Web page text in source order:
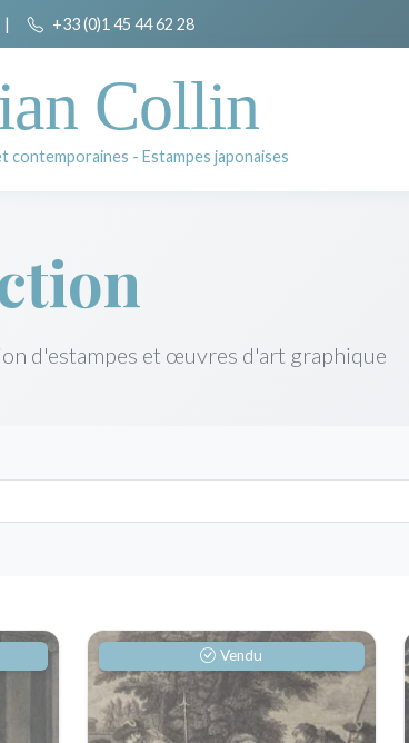
| +33 (0)1 45 44 62 28
Collin
contemporaines - Estampes japonaises
d'estampes et œuvres d'art graphique
Vendu